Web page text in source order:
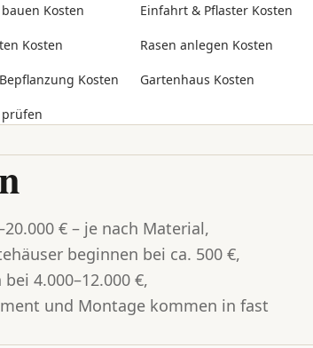
Kosten Einfahrt & Pflaster Kosten
Kosten Rasen anlegen Kosten
Kosten Gartenhaus Kosten
€ – je nach Material,
beginnen bei ca. 500 €,
4.000–12.000 €,
und Montage kommen in fast